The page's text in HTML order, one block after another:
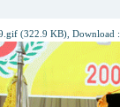
(322.9 KB), Download